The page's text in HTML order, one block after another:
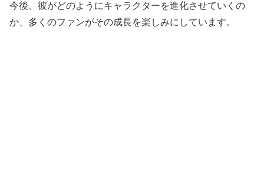
今後、彼がどのようにキャラクターを進化させていくの
か、多くのファンがその成長を楽しみにしています。